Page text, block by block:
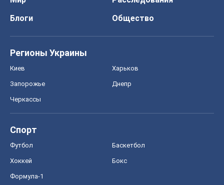
Блоги
Общество
Регионы Украины
Киев Харьков
Запорожье Днепр
Черкассы
Спорт
Футбол Баскетбол
Хоккей Бокс
Формула-1